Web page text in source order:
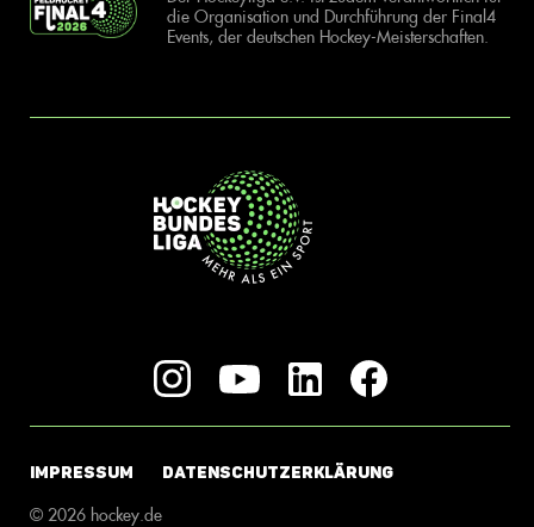
die Organisation und Durchführung der Final4
Events, der deutschen Hockey-Meisterschaften.
IMPRESSUM DATENSCHUTZERKLÄRUNG
© 2026 hockey.de